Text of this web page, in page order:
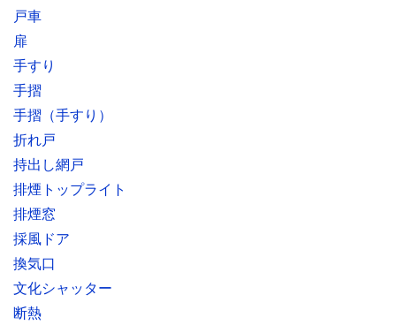
戸車
扉
手すり
手摺
手摺（手すり）
折れ戸
持出し網戸
排煙トップライト
排煙窓
採風ドア
換気口
文化シャッター
断熱